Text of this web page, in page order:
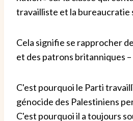
travailliste et la bureaucratie
Cela signifie se rapprocher
et des patrons britanniques
C'est pourquoi le Parti
génocide des Palestiniens
C'est pourquoi il a toujours